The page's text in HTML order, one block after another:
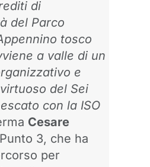
di
del Parco
tosco
a valle di un
e
del Sei
con la ISO
Cesare
Punto 3, che ha
per